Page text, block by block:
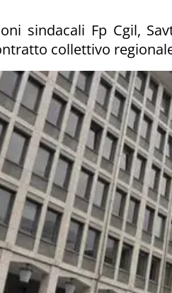
sindacali Fp Cgil,
collettivo